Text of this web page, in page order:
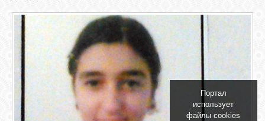
ОТВЕТЫ
КОНТАКТЫ
ВХОД
Портал
использует
файлы cookies